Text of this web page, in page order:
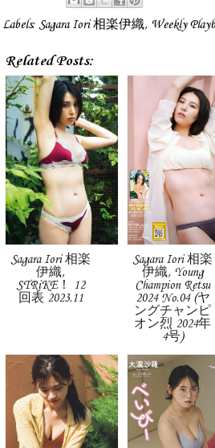
Labels: Sagara Iori 相楽伊織, Weekly
Related Posts:
Sagara Iori 相楽
伊織,
STRiKE！ 12
回表 2023.11
Sagara Iori 相楽
伊織, Young
Champion Retsu
2024 No.04 (ヤ
ングチャンピ
オン烈 2024年
4号)